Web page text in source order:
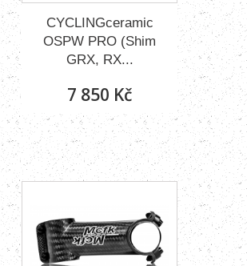
CYCLINGceramic
OSPW PRO (Shim
GRX, RX...
7 850 Kč